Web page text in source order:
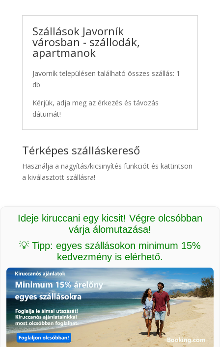
Szállások Javorník
városban - szállodák,
apartmanok
Javorník településen található összes szállás: 1
db
Kérjük, adja meg az érkezés és távozás
dátumát!
Térképes szálláskereső
Használja a nagyítás/kicsinyítés funkciót és kattintson
a kiválasztott szállásra!
Ideje kiruccani egy kicsit! Végre olcsóbban
várja álomutazása!
💡 Tipp: egyes szállásokon minimum 15%
kedvezmény is elérhető.